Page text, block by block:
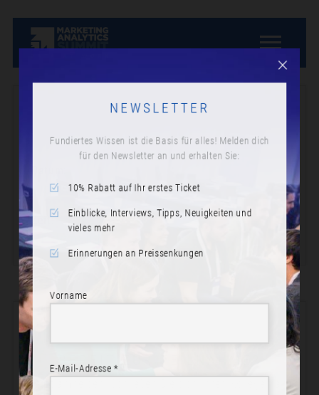
Dienstag, 4. Oktober 2022
Zeit:
On demand
BEREIT ZUR TEILNAHME?
Jetzt anmelden! Schließen Sie sich Ihren Kollegen an.
für den Newsletter an und erhalten Sie:
Einblicke, Interviews, Tipps, Neuigkeiten und
vieles mehr
Erinnerungen an Preissenkungen
Vorname
E-Mail-Adresse *